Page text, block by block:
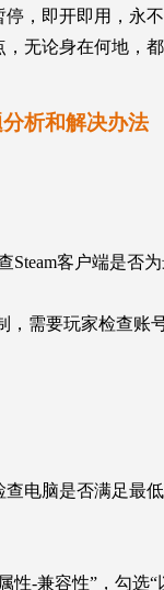
，即开即用，永
无论身在何地，
析和解决办法
Steam客户端是
，需要玩家检查
电脑是否满足最
-兼容性”，勾选